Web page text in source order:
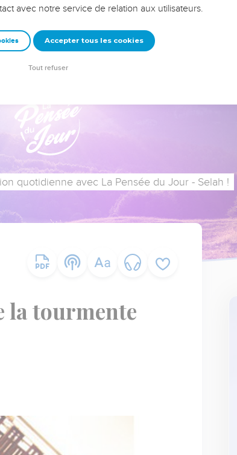
un groupe ou une famille,
quotidienne avec La Pensée du Jour - Selah !
la tourmente
avec notre service de relation aux utilisateurs.
Accepter tous les cookies
Tout refuser